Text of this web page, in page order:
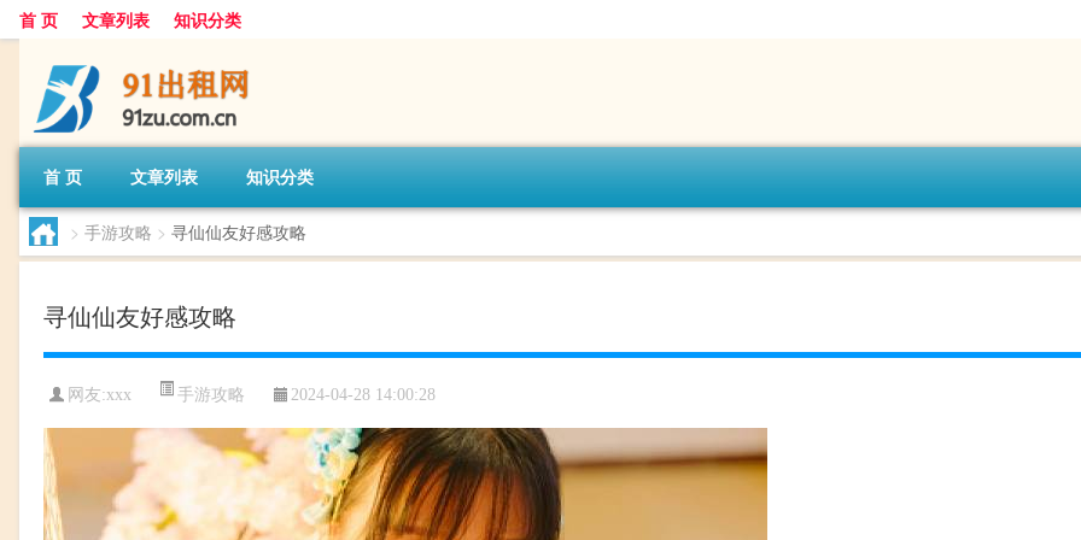
首 页 文章列表 知识分类
首 页 文章列表 知识分类
> 手游攻略 > 寻仙仙友好感攻略
寻仙仙友好感攻略
网友:xxx 手游攻略 2024-04-28 14:00:28